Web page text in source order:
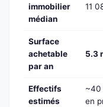
immobilier
médian
11
Surface
achetable
par an
5.3
Effectifs
estimés
~40
en